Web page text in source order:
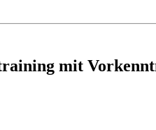
mit